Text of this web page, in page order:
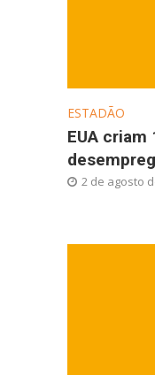
ESTADÃO
EUA criam
2 de agosto